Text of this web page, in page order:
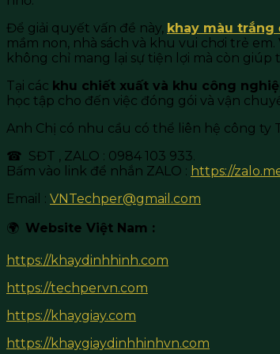
Để giải quyết vấn đề này, khay màu trắng
mầm non, nhà sách và khu vui chơi trẻ
không chỉ mang lại sự tiện lợi mà còn
Tại các khu chiết xuất và khu công
học tập cho đến việc đóng gói và vận
Anh Chị có nhu cầu có thể liên hệ công ty
☎ SĐT , ZALO : 0984 103 933.
Bấm vào link để nhắn ZALO : https://
Email : VNTechper@gmail.com
🌍 Website Việt Nam :
https://khaydinhhinh.com
https://techpervn.com
https://khaygiay.com
https://khaygiaydinhhinhvn.com